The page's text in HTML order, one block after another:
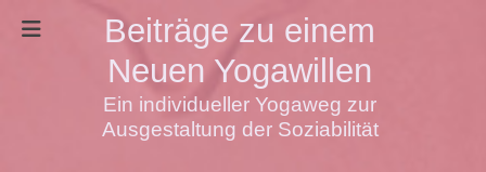
Beiträge zu einem
Neuen Yogawillen
Ein individueller Yogaweg zur
Ausgestaltung der Soziabilität